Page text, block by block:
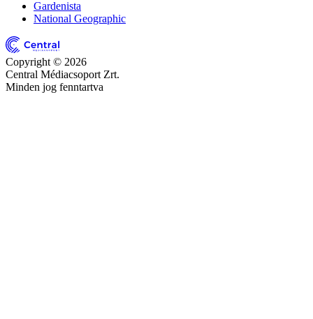
Gardenista
National Geographic
Copyright © 2026
Central Médiacsoport Zrt.
Minden jog fenntartva